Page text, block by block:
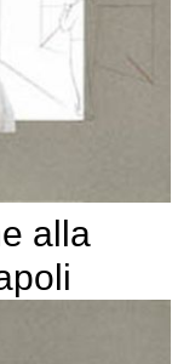
alla